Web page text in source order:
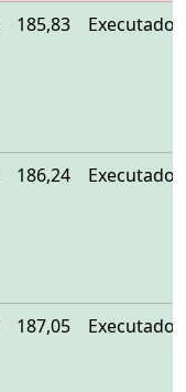
185,83 Executado
186,24 Executado
187,05 Executado